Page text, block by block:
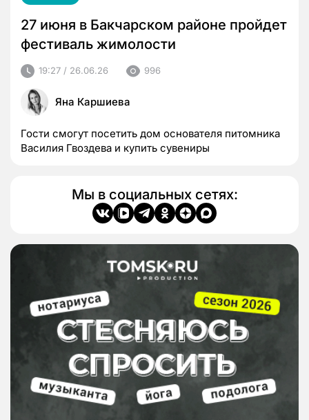
27 июня в Бакчарском районе пройдет
фестиваль жимолости
19:27 / 26.06.26 996
Яна Каршиева
Гости смогут посетить дом основателя питомника
Василия Гвоздева и купить сувениры
Мы в социальных сетях: